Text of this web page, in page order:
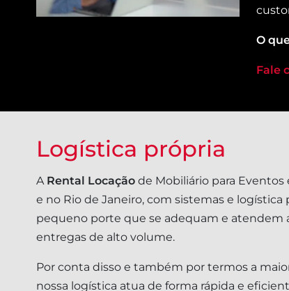
O
Fale
Logística própria
A Rental Locação de Mobiliário para Eventos
e no Rio de Janeiro, com sistemas e
pequeno porte que se adequam e atendem
entregas de alto volume.
Por conta disso e também por termos a
nossa logística atua de forma rápida e